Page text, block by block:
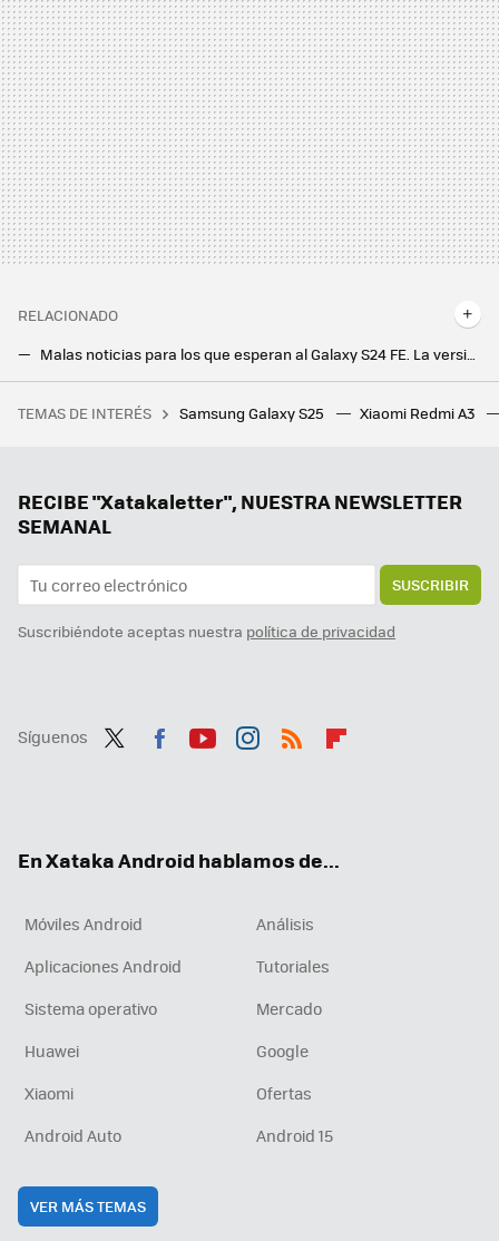
RELACIONADO
iPhone 16 y iPhone 16 Pro, comparativa: así quedan frente a los Galaxy S24, Xiaomi 14, Google Pixel 9 y resto de gama alta de Android
Flexispot tiene el escritorio elevable ideal para trabajar tanto de pie como sentado, y ahora está más rebajado
TEMAS DE INTERÉS Samsung Galaxy S25 Xiaomi Redmi A3
RECIBE "Xatakaletter", NUESTRA NEWSLETTER
SEMANAL
SUSCRIBIR
Suscribiéndote aceptas nuestra política de privacidad
Síguenos
En Xataka Android hablamos de...
Móviles Android
Análisis
Aplicaciones Android
Tutoriales
Sistema operativo
Mercado
Huawei
Google
Xiaomi
Ofertas
Android Auto
Android 15
VER MÁS TEMAS